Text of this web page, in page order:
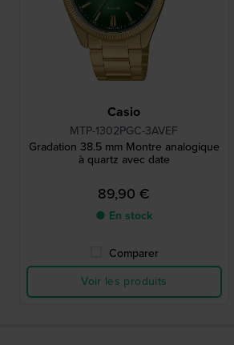
Casio
MTP-1302PGC-3AVEF
Gradation 38.5 mm Montre analogique
à quartz avec date
89,90 €
● En stock
Comparer
Voir les produits